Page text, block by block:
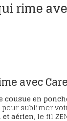
rime
avec
cousue en
sublimer
aérien, le fil